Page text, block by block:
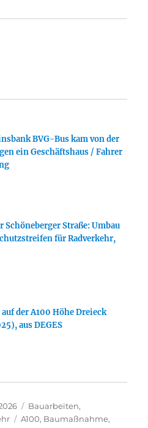
BVG-Bus kam von der
ein Geschäftshaus / Fahrer
Straße: Umbau
für Radverkehr,
der A100 Höhe Dreieck
aus DEGES
Kategorien
Bauarbeiten,
Schlagwörter
A100, Baumaßnahme,